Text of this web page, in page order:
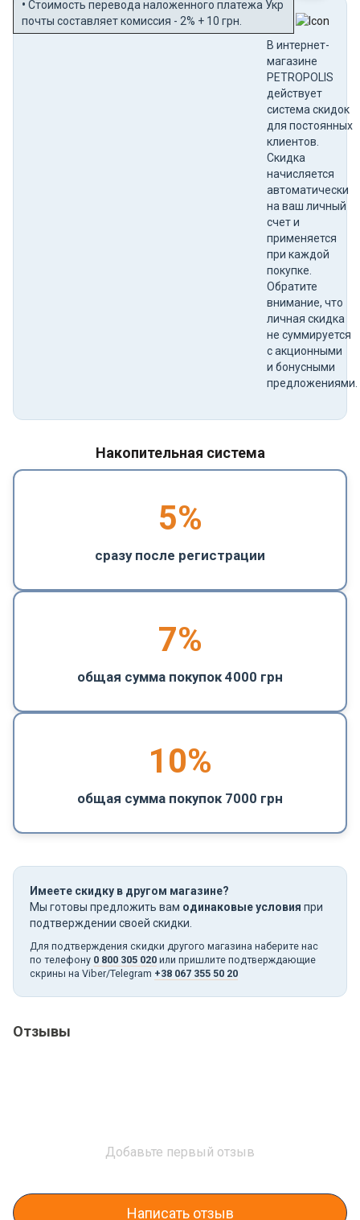
• Стоимость перевода наложенного платежа Укр
почты составляет комиссия - 2% + 10 грн.
В интернет-
магазине
PETROPOLIS
действует
система скидок
для постоянных
клиентов.
Скидка
начисляется
автоматически
на ваш личный
счет и
применяется
при каждой
покупке.
Обратите
внимание, что
личная скидка
не суммируется
с акционными
и бонусными
предложениями.
Накопительная система
5%
сразу после регистрации
7%
общая сумма покупок 4000 грн
10%
общая сумма покупок 7000 грн
Имеете скидку в другом магазине?
Мы готовы предложить вам одинаковые условия при
подтверждении своей скидки.
Для подтверждения скидки другого магазина наберите нас
по телефону 0 800 305 020 или пришлите подтверждающие
скрины на Viber/Telegram +38 067 355 50 20
Отзывы
Добавьте первый отзыв
Написать отзыв